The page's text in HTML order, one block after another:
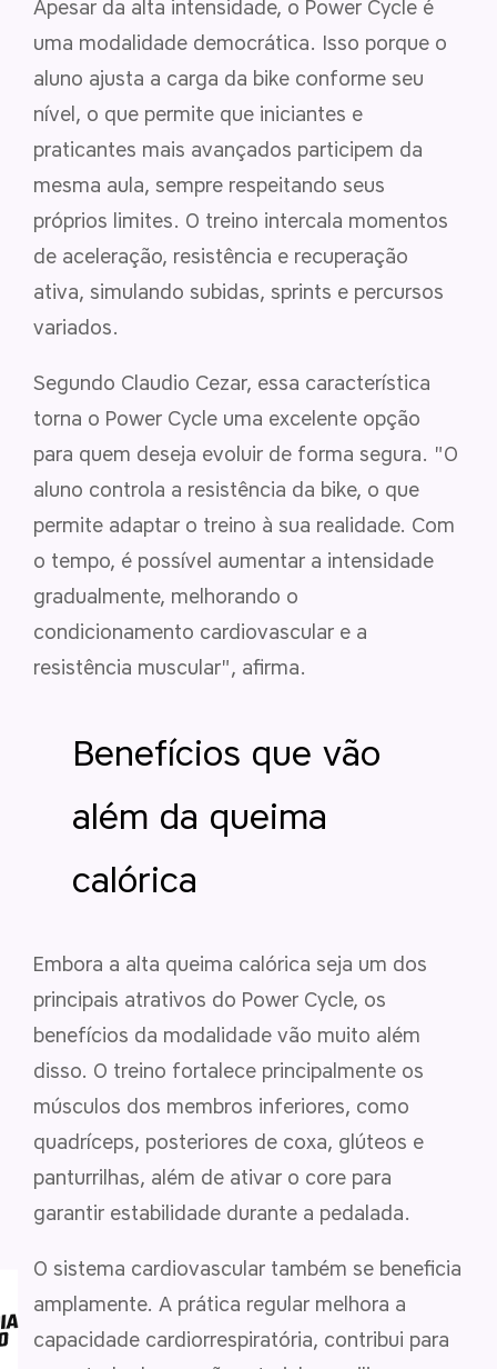
Apesar da alta intensidade, o Power Cycle é
uma modalidade democrática. Isso porque o
aluno ajusta a carga da bike conforme seu
nível, o que permite que iniciantes e
praticantes mais avançados participem da
mesma aula, sempre respeitando seus
próprios limites. O treino intercala momentos
de aceleração, resistência e recuperação
ativa, simulando subidas, sprints e percursos
variados.
Segundo Claudio Cezar, essa característica
torna o Power Cycle uma excelente opção
para quem deseja evoluir de forma segura. "O
aluno controla a resistência da bike, o que
permite adaptar o treino à sua realidade. Com
o tempo, é possível aumentar a intensidade
gradualmente, melhorando o
condicionamento cardiovascular e a
resistência muscular", afirma.
Benefícios que vão
além da queima
calórica
Embora a alta queima calórica seja um dos
principais atrativos do Power Cycle, os
benefícios da modalidade vão muito além
disso. O treino fortalece principalmente os
músculos dos membros inferiores, como
quadríceps, posteriores de coxa, glúteos e
panturrilhas, além de ativar o core para
garantir estabilidade durante a pedalada.
O sistema cardiovascular também se beneficia
amplamente. A prática regular melhora a
capacidade cardiorrespiratória, contribui para